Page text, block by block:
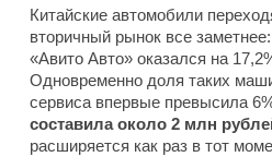
Китайские автомобили
вторичный рынок все
«Авито Авто» оказался на
Одновременно доля таких
сервиса впервые превысила
составила около 2 млн
расширяется как раз в тот